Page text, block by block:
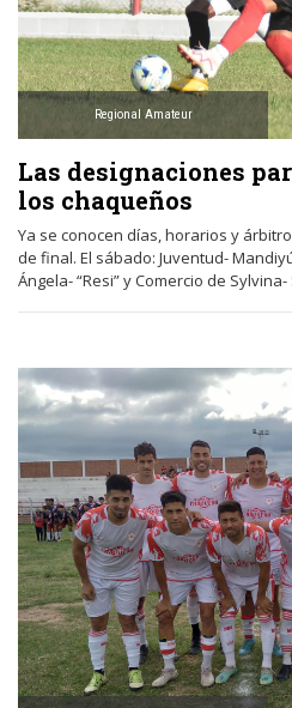
Regional Amateur
Las designaciones
los chaqueños
Ya se conocen días, horarios y
de final. El sábado: Juventud-
Ángela- “Resi” y Comercio de